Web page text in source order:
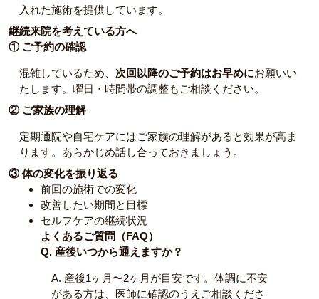
入れた施術を提供しています。
継続来院を考えている方へ
① ご予約の確認
混雑しているため、 次回以降のご予約はお早めにお願いい
たします。曜日・時間帯の調整もご相談ください。
② ご家族の理解
定期通院や自宅ケアにはご家族の理解があると効果が高ま
ります。あらかじめ話し合っておきましょう。
③ 体の変化を振り返る
前回の施術での変化
改善したい期間と目標
セルフケアの継続状況
よくあるご質問（FAQ）
Q. 産後いつから通えますか？
A. 産後1ヶ月〜2ヶ月が目安です。体調に不安
がある方は、医師に確認のうえご相談くださ